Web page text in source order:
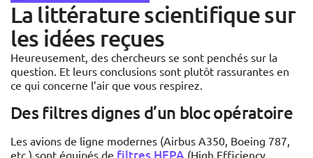
La littérature scientifique sur
les idées reçues
Heureusement, des chercheurs se sont penchés sur la
question. Et leurs conclusions sont plutôt rassurantes en
ce qui concerne l’air que vous respirez.
Des filtres dignes d’un bloc opératoire
Les avions de ligne modernes (Airbus A350, Boeing 787,
etc.) sont équipés de
(High Efficiency